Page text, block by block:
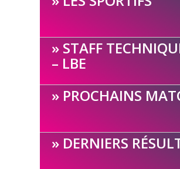
STAFF
– LBE
PROCHAINS
DERNIERS